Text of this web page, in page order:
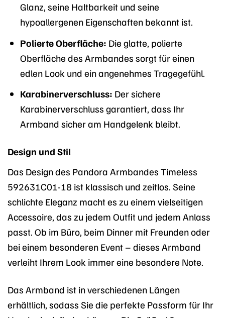
Glanz, seine Haltbarkeit und seine
hypoallergenen Eigenschaften bekannt ist.
Polierte Oberfläche: Die glatte, polierte
Oberfläche des Armbandes sorgt für einen
edlen Look und ein angenehmes Tragegefühl.
Karabinerverschluss: Der sichere
Karabinerverschluss garantiert, dass Ihr
Armband sicher am Handgelenk bleibt.
Design und Stil
Das Design des Pandora Armbandes Timeless
592631C01-18 ist klassisch und zeitlos. Seine
schlichte Eleganz macht es zu einem vielseitigen
Accessoire, das zu jedem Outfit und jedem Anlass
passt. Ob im Büro, beim Dinner mit Freunden oder
bei einem besonderen Event – dieses Armband
verleiht Ihrem Look immer eine besondere Note.
Das Armband ist in verschiedenen Längen
erhältlich, sodass Sie die perfekte Passform für Ihr